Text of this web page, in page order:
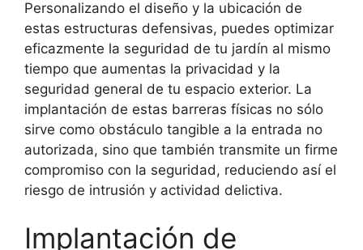
Personalizando el diseño y la ubicación de
estas estructuras defensivas, puedes optimizar
eficazmente la seguridad de tu jardín al mismo
tiempo que aumentas la privacidad y la
seguridad general de tu espacio exterior. La
implantación de estas barreras físicas no sólo
sirve como obstáculo tangible a la entrada no
autorizada, sino que también transmite un firme
compromiso con la seguridad, reduciendo así el
riesgo de intrusión y actividad delictiva.
Implantación de